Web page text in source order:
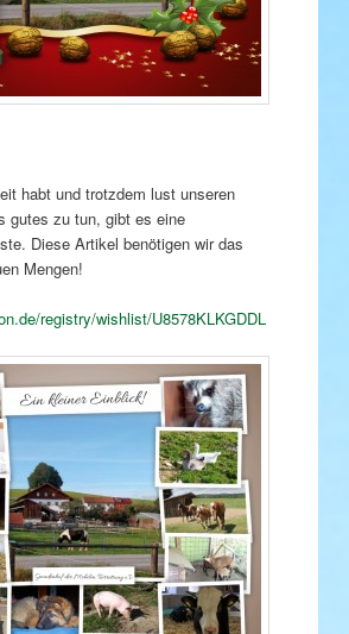
habt und trotzdem lust unseren
gutes zu tun, gibt es eine
Diese Artikel benötigen wir das
Mengen!
registry/wishlist/U8578KLKGDDL